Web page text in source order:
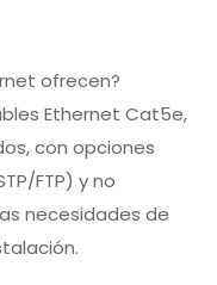
ofrecen?
Ethernet Cat5e,
con opciones
FTP) y no
necesidades de